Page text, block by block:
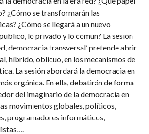
¿Cómo se transformarán las
¿Cómo se llegará a un nuevo
lo privado y lo común? La sesión
democracia transversal’ pretende abrir
híbrido, oblicuo, en los mecanismos de
La sesión abordará la democracia en
orgánica. En ella, debatirán de forma
del imaginario de la democracia en
movimientos globales, políticos,
programadores informáticos,